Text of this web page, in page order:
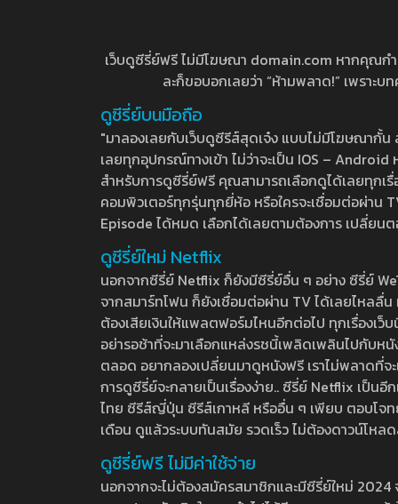
เว็บดูซีรี่ย์ฟรี ไม่มีโฆษณา domain.com หากคุณก
ละก็ขอบอกเลยว่า “ห้ามพลาด!” เพราะ
ดูซีรี่ย์บนมือถือ
"มาลองเลยกับเว็บดูซีรีส์สุดเจ๋ง แบบไม่มีโฆษณากั้
เลยทุกอุปกรณ์ทางเข้า ไม่ว่าจะเป็น IOS –
สำหรับการดูซีรี่ย์ฟรี คุณสามารถเลือกดูได้เลยทุกเ
คอมพิวเตอร์ทุกรุ่นทุกยี่ห้อ หรือใครจะเชื่อมต่อผ่าน
Episode ได้หมด เลือกได้เลยตามต้องการ เปลี่ยน
ดูซีรี่ย์ใหม่ Netflix
นอกจากซีรี่ย์ Netflix ก็ยังมีซีรี่ย์อื่น ๆ อย่าง ซีรี่ย์
จากสมาร์ทโฟน ก็ยังเชื่อมต่อผ่าน TV ได้เลยไหลลื่
ต้องเสียเงินให้แพลตฟอร์มไหนอีกต่อไป ทุกเรื่องเว็
อย่ารอช้าที่จะมาเลือกแหล่งรชนี้เพลิดเพลินไปกับห
ตลอด อยากลองเปลี่ยนมาดูหนังฟรี เราไม่พลาดที่
การดูซีรี่ย์จะกลายเป็นเรื่องง่าย.. ซีรี่ย์ Netflix เป็น
ไทย ซีรีส์ญี่ปุ่น ซีรีส์เกาหลี หรืออื่น ๆ เพียบ ตอบโจท
เดือน ดูแล้วระบบทันสมัย รวดเร็ว ไม่ต้องดาวน์โห
ดูซีรี่ย์ฟรี ไม่มีค่าใช้จ่าย
นอกจากจะไม่ต้องสมัครสมาชิกและมีซีรี่ย์ใหม่